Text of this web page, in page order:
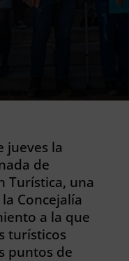
jueves la
de
Turística, una
Concejalía
a la que
turísticos
puntos de